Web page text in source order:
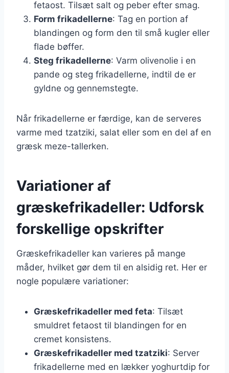
fetaost. Tilsæt salt og peber efter smag.
Form frikadellerne: Tag en portion af
blandingen og form den til små kugler eller
flade bøffer.
Steg frikadellerne: Varm olivenolie i en
pande og steg frikadellerne, indtil de er
gyldne og gennemstegte.
Når frikadellerne er færdige, kan de serveres
varme med tzatziki, salat eller som en del af en
græsk meze-tallerken.
Variationer af
græskefrikadeller: Udforsk
forskellige opskrifter
Græskefrikadeller kan varieres på mange
måder, hvilket gør dem til en alsidig ret. Her er
nogle populære variationer:
Græskefrikadeller med feta: Tilsæt
smuldret fetaost til blandingen for en
cremet konsistens.
Græskefrikadeller med tzatziki: Server
frikadellerne med en lækker yoghurtdip for